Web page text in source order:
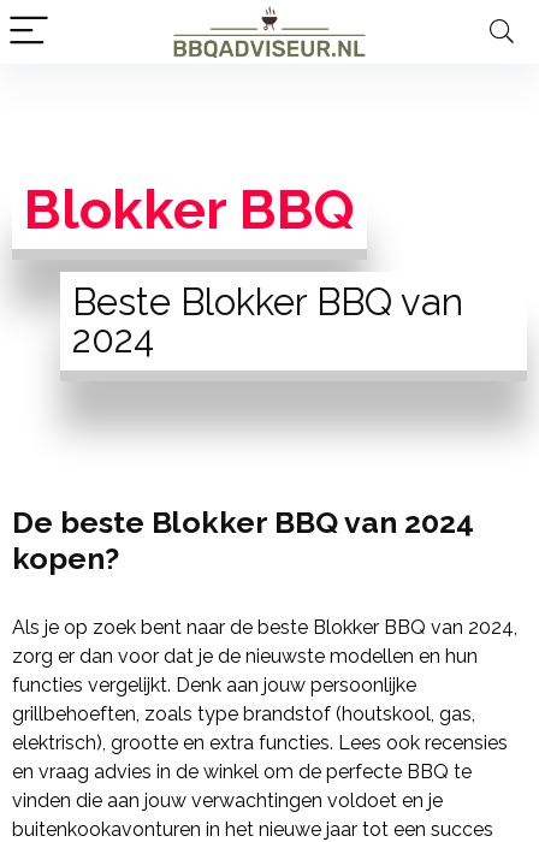
Blokker BBQ
Beste Blokker BBQ van
2024
De beste Blokker BBQ van 2024
kopen?
Als je op zoek bent naar de beste Blokker BBQ van 2024,
zorg er dan voor dat je de nieuwste modellen en hun
functies vergelijkt. Denk aan jouw persoonlijke
grillbehoeften, zoals type brandstof (houtskool, gas,
elektrisch), grootte en extra functies. Lees ook recensies
en vraag advies in de winkel om de perfecte BBQ te
vinden die aan jouw verwachtingen voldoet en je
buitenkookavonturen in het nieuwe jaar tot een succes